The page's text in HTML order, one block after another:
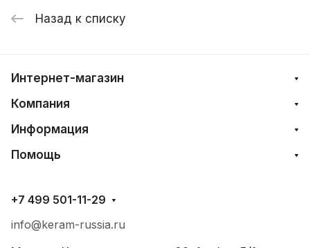
Назад к списку
Интернет-магазин
Компания
Информация
Помощь
+7 499 501-11-29
info@keram-russia.ru